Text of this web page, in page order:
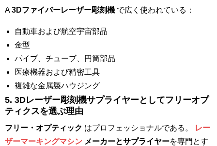
A3Dファイバーレーザー彫刻機 で広く使われている：
自動車および航空宇宙部品
金型
パイプ、チューブ、円筒部品
医療機器および精密工具
複雑な金属製ハウジング
5. 3Dレーザー彫刻機サプライヤーとしてフリーオプ
ティクスを選ぶ理由
フリー・オプティック はプロフェッショナルである。
レー
ザーマーキングマシン メーカーとサプライヤーを専門とす